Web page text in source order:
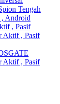
Tengah
Android
, Pasif
Aktif , Pasif
Aktif , Pasif